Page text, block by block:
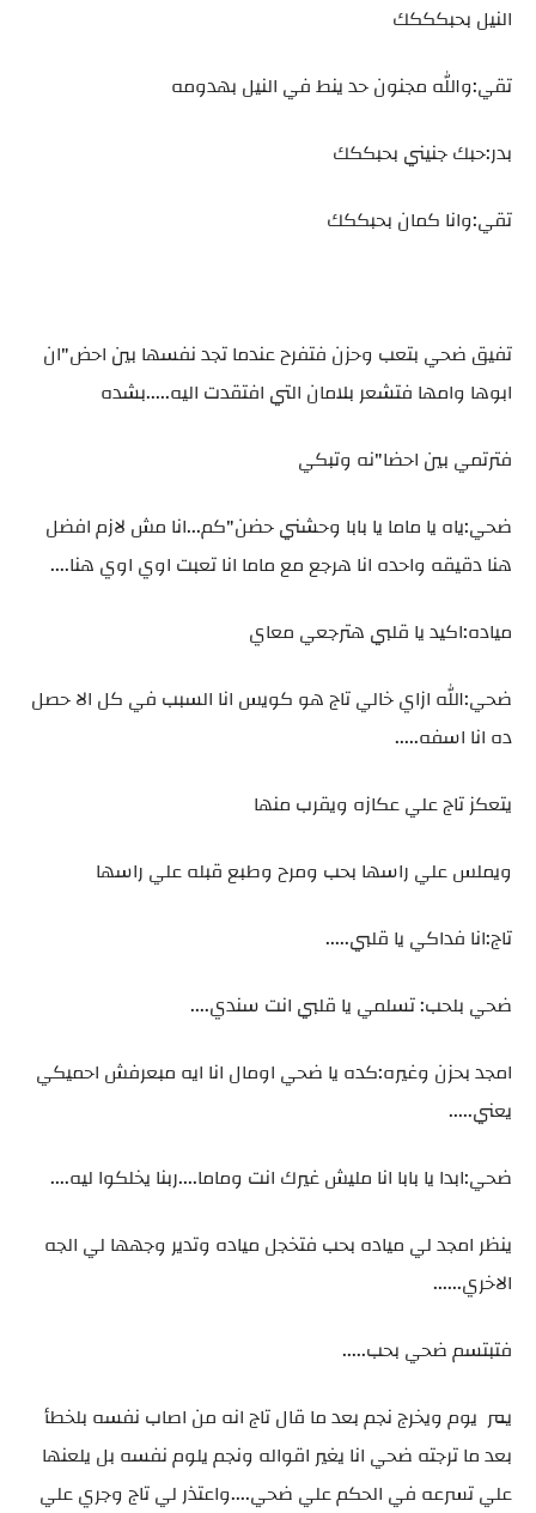
النيل بحبكككك
تقي:والله مجنون حد ينط في النيل بهدومه
بدر:حبك جنيني بحبككك
تقي:وانا كمان بحبككك
تفيق ضحي بتعب وحزن فتفرح عندما تجد نفسها بين احض"ان
ابوها وامها فتشعر بلامان التي افتقدت اليه.....بشده
فترتمي بين احضا"نه وتبكي
ضحي:ياه يا ماما يا بابا وحشني حضن"كم...انا مش لازم افضل
هنا دقيقه واحده انا هرجع مع ماما انا تعبت اوي اوي هنا....
مياده:اكيد يا قلبي هترجعي معاي
ضحي:الله ازاي خالي تاج هو كويس انا السبب في كل الا حصل
ده انا اسفه.....
يتعكز تاج علي عكازه ويقرب منها
ويملس علي راسها بحب ومرح وطبع قبله علي راسها
تاج:انا فداكي يا قلبي.....
ضحي بلحب: تسلمي يا قلبي انت سندي....
امجد بحزن وغيره:كده يا ضحي اومال انا ايه مبعرفش احميكي
يعني.....
ضحي:ابدا يا بابا انا مليش غيرك انت وماما....ربنا يخلكوا ليه....
ينظر امجد لي مياده بحب فتخجل مياده وتدير وجهها لي الجه
الاخري......
فتبتسم ضحي بحب.....
يمر يوم ويخرج نجم بعد ما قال تاج انه من اصاب نفسه بلخطأ
بعد ما ترجته ضحي انا يغير اقواله ونجم يلوم نفسه بل يلعنها
علي تسرعه في الحكم علي ضحي....واعتذر لي تاج وجري علي